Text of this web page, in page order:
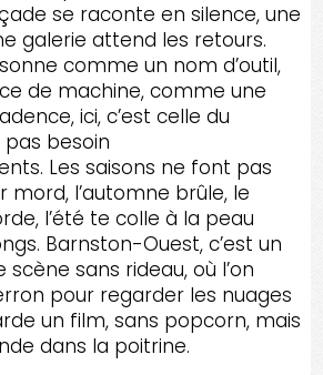
se raconte en silence, une
galerie attend les retours.
comme un nom d’outil,
de machine, comme une
ici, c’est celle du
pas besoin
Les saisons ne font pas
mord, l’automne brûle, le
l’été te colle à la peau
Barnston-Ouest, c’est un
sans rideau, où l’on
pour regarder les nuages
un film, sans popcorn, mais
dans la poitrine.